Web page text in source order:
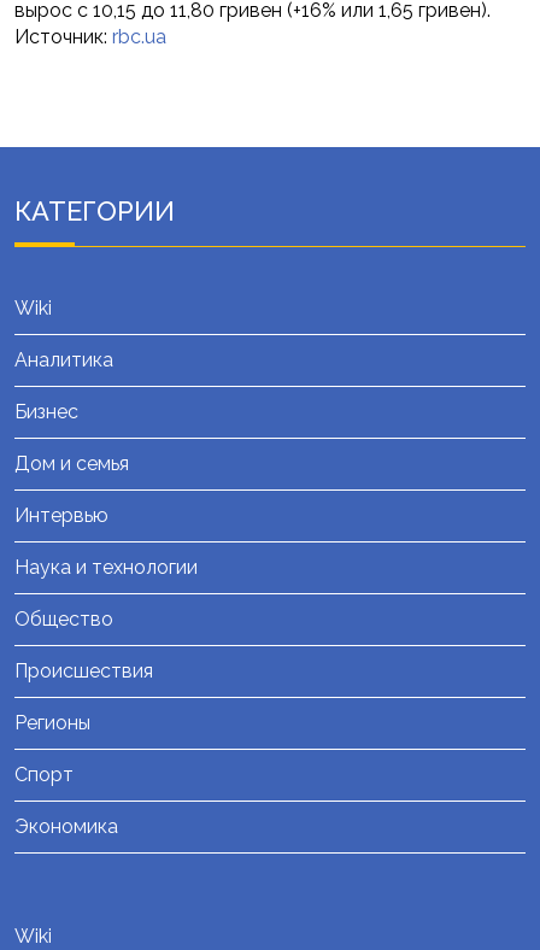
вырос с 10,15 до 11,80 гривен (+16% или 1,65 гривен).
Источник: rbc.ua
КАТЕГОРИИ
Wiki
Аналитика
Бизнес
Дом и семья
Интервью
Наука и технологии
Общество
Происшествия
Регионы
Спорт
Экономика
Wiki